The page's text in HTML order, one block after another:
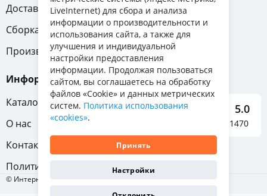
Доставка
Обмен и возврат
Сборка
Гарантия
Производители
Информация
Каталог мебели
О нас
Контакты
Политика конфиденциальности
5.0
Отзывы о нас 1470
© Интернет-магазин «Отличная мебель», 2011-2026
LiveInternet) для сбора и анализа
информации о производительности и
использования сайта, а также для
улучшения и индивидуальной
настройки предоставления
информации. Продолжая пользоваться
сайтом, вы соглашаетесь на обработку
файлов «Cookie» и данных метрических
систем. Политика использования
«cookies».
Принять
Настройки